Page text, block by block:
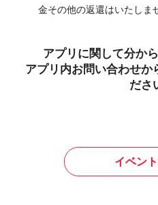
金その他の返還はいたしま
アプリに関して分か
アプリ内お問い合わせか
ださ
イベン